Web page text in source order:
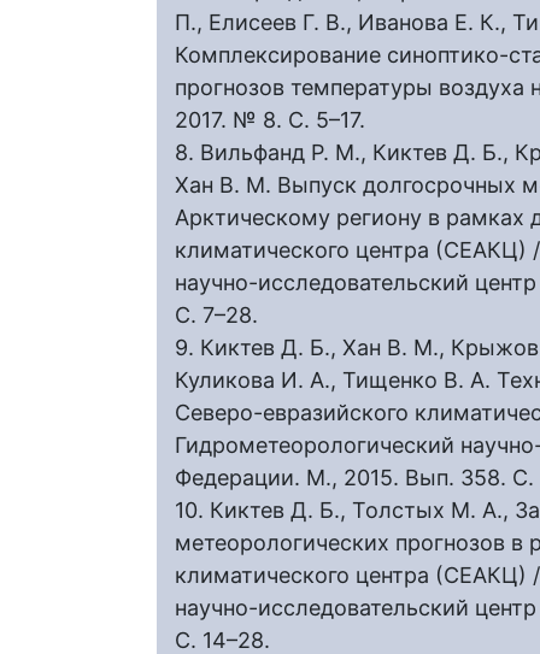
П., Елисеев Г. В., Иванова Е. К.,
Комплексирование синоптико-
прогнозов температуры
2017. № 8. С. 5–17.
8. Вильфанд Р. М., Киктев Д. Б.,
Хан В. М. Выпуск долгосрочных
Арктическому региону в рамках
климатического центра (СЕАКЦ)
научно-исследовательский
С. 7–28.
9. Киктев Д. Б., Хан В. М.,
Куликова И. А., Тищенко В. А.
Северо-евразийского
Гидрометеорологический
Федерации. М., 2015. Вып. 358. С.
10. Киктев Д. Б., Толстых М. А.,
метеорологических прогнозов в
климатического центра (СЕАКЦ)
научно-исследовательский
С. 14–28.